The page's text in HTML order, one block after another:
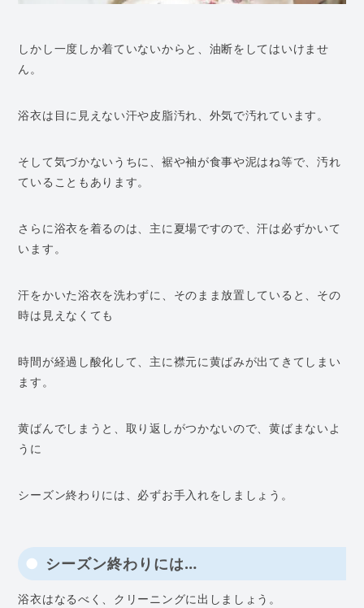
しかし一度しか着ていないからと、油断をしてはいけませ
ん。
浴衣は目に見えない汗や皮脂汚れ、外気で汚れています。
そして気づかないうちに、裾や袖が食事や泥はね等で、汚れ
ていることもあります。
さらに浴衣を着るのは、主に夏場ですので、汗は必ずかいて
います。
汗をかいた浴衣を洗わずに、そのまま放置していると、その
時は見えなくても
時間が経過し酸化して、主に襟元に黄ばみが出てきてしまい
ます。
黄ばんでしまうと、取り返しがつかないので、黄ばまないよ
うに
シーズン終わりには、必ずお手入れをしましょう。
シーズン終わりには…
浴衣はなるべく、クリーニングに出しましょう。